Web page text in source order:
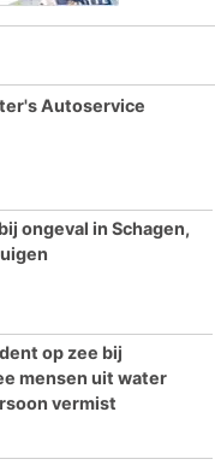
Autoservice
ongeval in Schagen,
op zee bij
mensen uit water
vermist